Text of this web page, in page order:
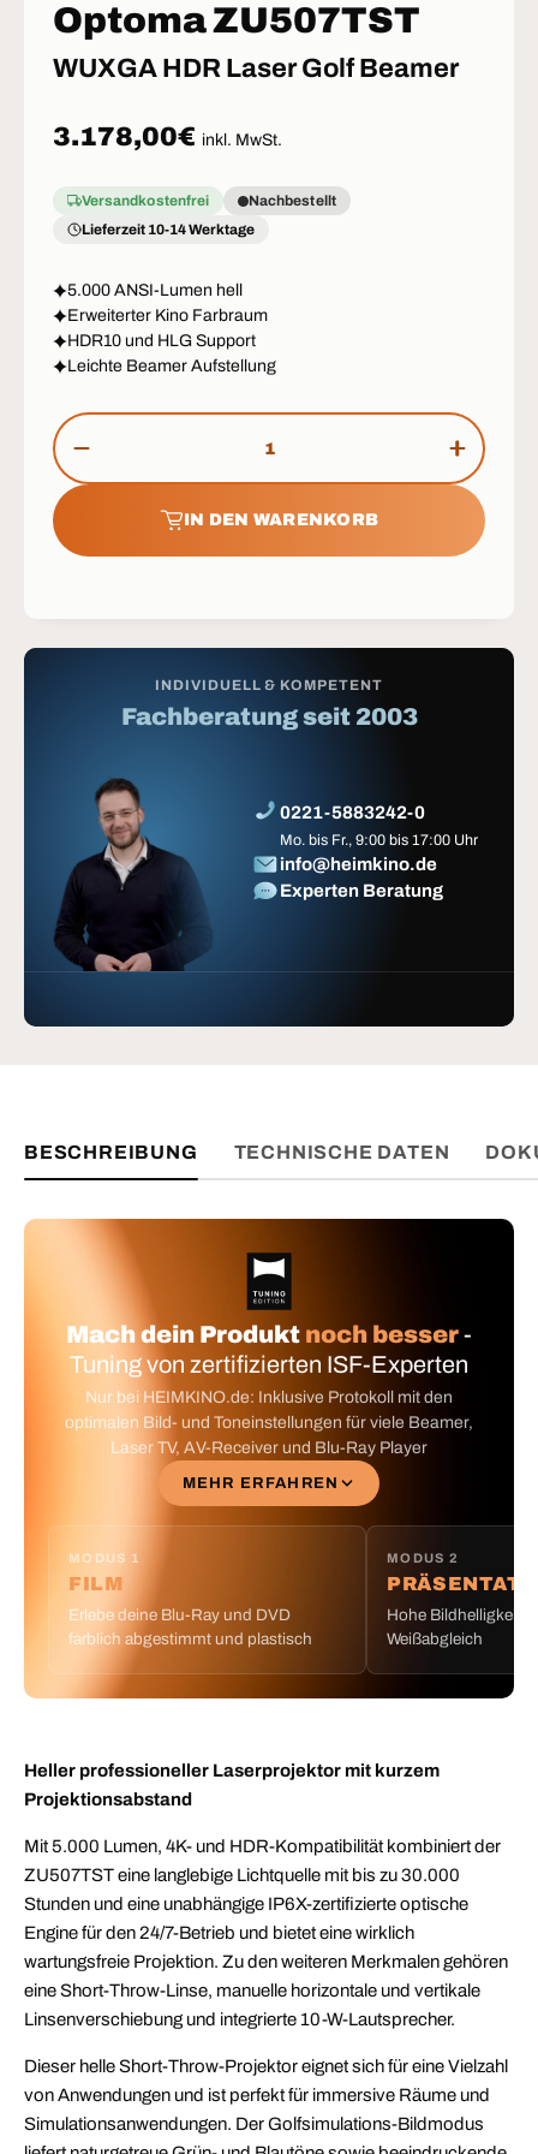
Optoma ZU507TST
WUXGA HDR Laser Golf Beamer
Normaler Preis
3.178,00€ inkl. MwSt.
Versandkostenfrei
Nachbestellt
Lieferzeit 10-14 Werktage
5.000 ANSI-Lumen hell
Erweiterter Kino Farbraum
HDR10 und HLG Support
Leichte Beamer Aufstellung
Anzahl
MENGE
IN DEN WARENKORB
INDIVIDUELL & KOMPETENT
Fachberatung seit 2003
0221-5883242-0
Mo. bis Fr., 9:00 bis 17:00 Uhr
info@heimkino.de
Experten Beratung
BESCHREIBUNG TECHNISCHE DATEN
Mach dein Produkt noch besser-
Tuning von zertifizierten ISF-Experten
Nur bei HEIMKINO.de: Inklusive Protokoll mit den
optimalen Bild- und Toneinstellungen für viele Beamer,
Laser TV, AV-Receiver und Blu-Ray Player
MEHR ERFAHREN
MODUS 1
FILM
Erlebe deine Blu-Ray und DVD
farblich abgestimmt und plastisch
MODUS 2
Hohe Bildhelligkeit
Weißabgleich
Heller professioneller Laserprojektor mit kurzem
Projektionsabstand
Mit 5.000 Lumen, 4K- und HDR-Kompatibilität kombiniert der
ZU507TST eine langlebige Lichtquelle mit bis zu 30.000
Stunden und eine unabhängige IP6X-zertifizierte optische
Engine für den 24/7-Betrieb und bietet eine wirklich
wartungsfreie Projektion. Zu den weiteren Merkmalen gehören
eine Short-Throw-Linse, manuelle horizontale und vertikale
Linsenverschiebung und integrierte 10-W-Lautsprecher.
Dieser helle Short-Throw-Projektor eignet sich für eine Vielzahl
von Anwendungen und ist perfekt für immersive Räume und
Simulationsanwendungen. Der Golfsimulations-Bildmodus